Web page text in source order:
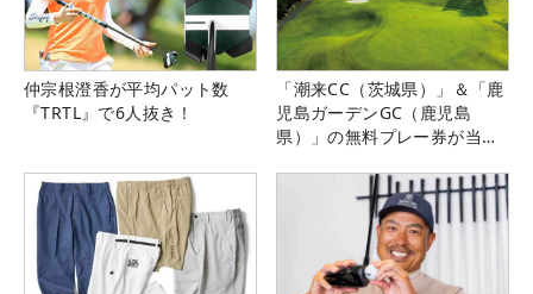
仲宗根澄香が平均パット数
『TRTL』で6人抜き！
「潮来CC（茨城県）」＆「鹿
児島ガーデンGC（鹿児島
県）」の無料プレー券が当た